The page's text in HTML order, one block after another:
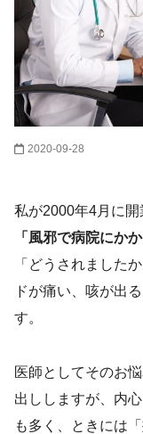
2020-09-28
私が2000年4月に開
「風邪で病院にか
「どうされました
ドが痛い、咳が出
す。
医師としてそのお
出ししますが、内心
も多く、ときには「